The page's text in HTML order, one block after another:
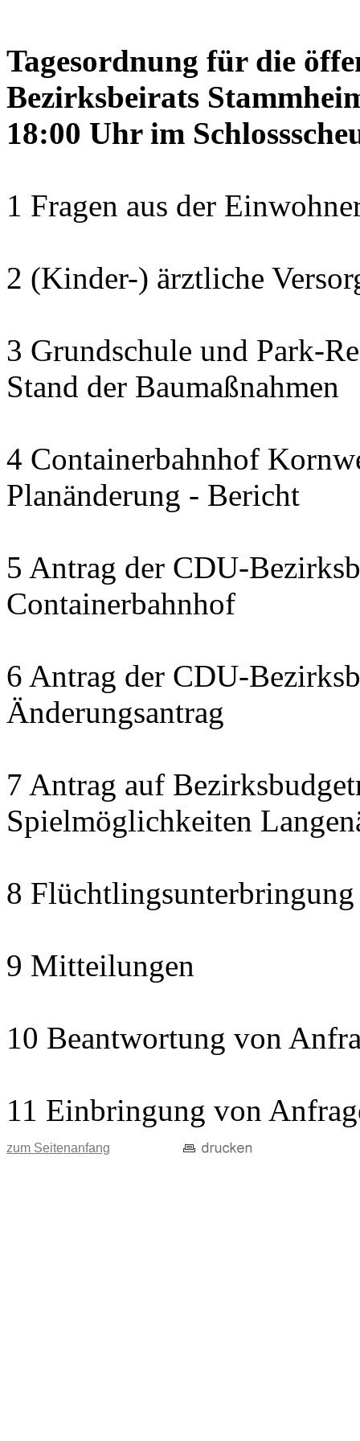
Tagesordnung für die
Bezirksbeirats
18:00 Uhr im
1 Fragen aus der
2 (Kinder-) ärztliche
3 Grundschule und Park-
Stand der Baumaßnahmen
4 Containerbahnhof
Planänderung - Bericht
5 Antrag der CDU-
Containerbahnhof
6 Antrag der CDU-
Änderungsantrag
7 Antrag auf
Spielmöglichkeiten
8
9 Mitteilungen
10 Beantwortung von
11 Einbringung von
zum Seitenanfang